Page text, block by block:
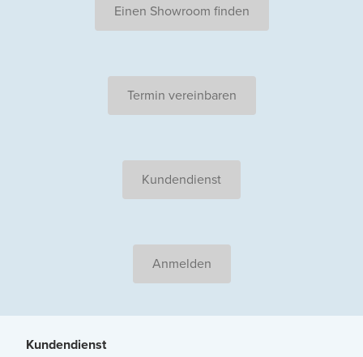
Einen Showroom finden
Termin vereinbaren
Kundendienst
Anmelden
Kundendienst